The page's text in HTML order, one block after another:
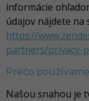
informácie
údajov nájdete
https://
partners/privacy-
Prečo
Našou snahou je